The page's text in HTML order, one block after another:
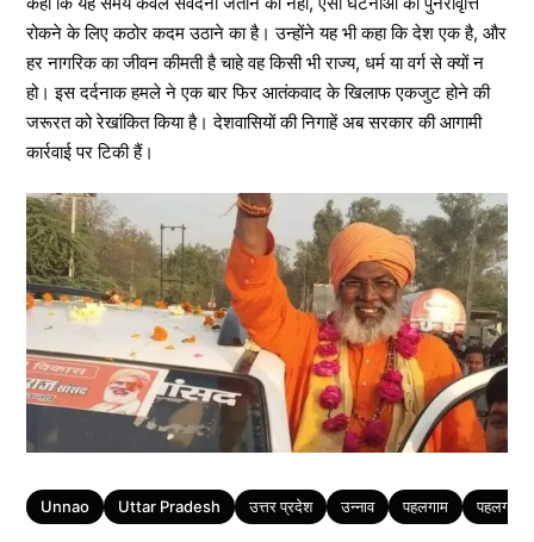
रोकने के लिए कठोर कदम उठाने का है। उन्होंने यह भी कहा कि देश एक है, और
हर नागरिक का जीवन कीमती है चाहे वह किसी भी राज्य, धर्म या वर्ग से क्यों न
हो। इस दर्दनाक हमले ने एक बार फिर आतंकवाद के खिलाफ एकजुट होने की
जरूरत को रेखांकित किया है। देशवासियों की निगाहें अब सरकार की आगामी
कार्रवाई पर टिकी हैं।
Tags
Unnao Uttar Pradesh उत्तर प्रदेश उन्नाव पहलगाम पहलगाम